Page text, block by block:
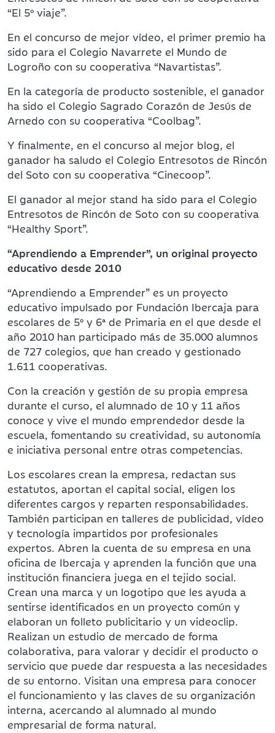
“El 5º viaje”.
En el concurso de mejor vídeo, el primer premio ha
sido para el Colegio Navarrete el Mundo de
Logroño con su cooperativa “Navartistas”.
En la categoría de producto sostenible, el ganador
ha sido el Colegio Sagrado Corazón de Jesús de
Arnedo con su cooperativa “Coolbag”.
Y finalmente, en el concurso al mejor blog, el
ganador ha saludo el Colegio Entresotos de Rincón
del Soto con su cooperativa “Cinecoop”.
El ganador al mejor stand ha sido para el Colegio
Entresotos de Rincón de Soto con su cooperativa
“Healthy Sport”.
“Aprendiendo a Emprender”, un original proyecto
educativo desde 2010
“Aprendiendo a Emprender” es un proyecto
educativo impulsado por Fundación Ibercaja para
escolares de 5º y 6ª de Primaria en el que desde el
año 2010 han participado más de 35.000 alumnos
de 727 colegios, que han creado y gestionado
1.611 cooperativas.
Con la creación y gestión de su propia empresa
durante el curso, el alumnado de 10 y 11 años
conoce y vive el mundo emprendedor desde la
escuela, fomentando su creatividad, su autonomía
e iniciativa personal entre otras competencias.
Los escolares crean la empresa, redactan sus
estatutos, aportan el capital social, eligen los
diferentes cargos y reparten responsabilidades.
También participan en talleres de publicidad, vídeo
y tecnología impartidos por profesionales
expertos. Abren la cuenta de su empresa en una
oficina de Ibercaja y aprenden la función que una
institución financiera juega en el tejido social.
Crean una marca y un logotipo que les ayuda a
sentirse identificados en un proyecto común y
elaboran un folleto publicitario y un videoclip.
Realizan un estudio de mercado de forma
colaborativa, para valorar y decidir el producto o
servicio que puede dar respuesta a las necesidades
de su entorno. Visitan una empresa para conocer
el funcionamiento y las claves de su organización
interna, acercando al alumnado al mundo
empresarial de forma natural.